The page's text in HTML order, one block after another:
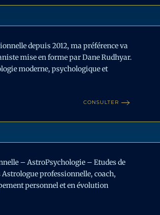
depuis 2012, ma préférence va
mise en forme par Dane Rudhyar.
moderne, psychologique et
CONSULTER
– AstroPsychologie – Etudes de
professionnelle, coach,
personnel et en évolution